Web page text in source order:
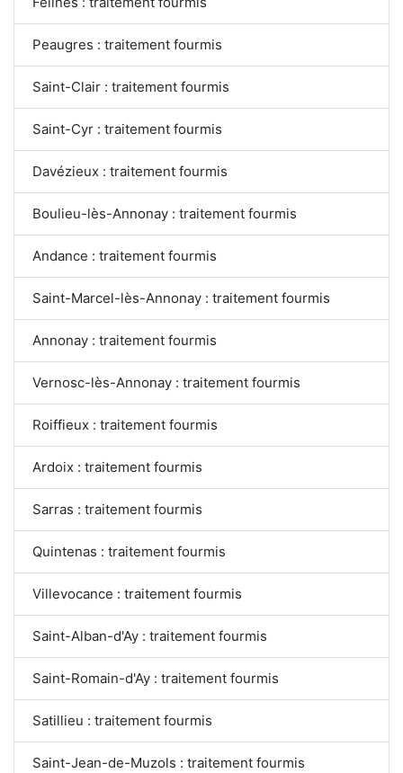
Peaugres : traitement fourmis
Saint-Clair : traitement fourmis
Saint-Cyr : traitement fourmis
Davézieux : traitement fourmis
Boulieu-lès-Annonay : traitement fourmis
Andance : traitement fourmis
Saint-Marcel-lès-Annonay : traitement fourmis
Annonay : traitement fourmis
Vernosc-lès-Annonay : traitement fourmis
Roiffieux : traitement fourmis
Ardoix : traitement fourmis
Sarras : traitement fourmis
Quintenas : traitement fourmis
Villevocance : traitement fourmis
Saint-Alban-d'Ay : traitement fourmis
Saint-Romain-d'Ay : traitement fourmis
Satillieu : traitement fourmis
Saint-Jean-de-Muzols : traitement fourmis